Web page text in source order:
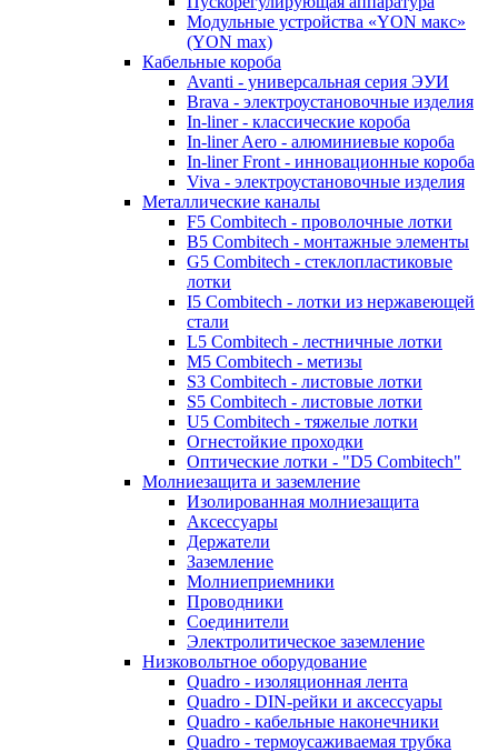
Модульные устройства «YON макс»
(YON max)
Кабельные короба
Avanti - универсальная серия ЭУИ
Brava - электроустановочные изделия
In-liner - классические короба
In-liner Aero - алюминиевые короба
In-liner Front - инновационные короба
Viva - электроустановочные изделия
Металлические каналы
F5 Combitech - проволочные лотки
B5 Combitech - монтажные элементы
G5 Combitech - стеклопластиковые
лотки
I5 Combitech - лотки из нержавеющей
стали
L5 Combitech - лестничные лотки
M5 Combitech - метизы
S3 Combitech - листовые лотки
S5 Combitech - листовые лотки
U5 Combitech - тяжелые лотки
Огнестойкие проходки
Оптические лотки - "D5 Combitech"
Молниезащита и заземление
Изолированная молниезащита
Аксессуары
Держатели
Заземление
Молниеприемники
Проводники
Соединители
Электролитическое заземление
Низковольтное оборудование
Quadro - изоляционная лента
Quadro - DIN-рейки и аксессуары
Quadro - кабельные наконечники
Quadro - термоусаживаемая трубка